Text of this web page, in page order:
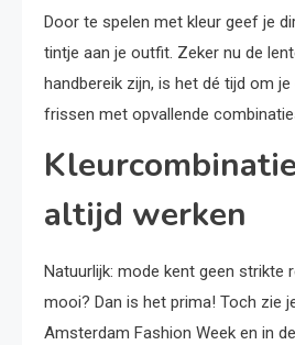
Door te spelen met kleur geef je
tintje aan je outfit. Zeker nu de
handbereik zijn, is het dé tijd om
frissen met opvallende
altijd werken
Natuurlijk: mode kent geen strikte
mooi? Dan is het prima! Toch zie
Amsterdam Fashion Week en in